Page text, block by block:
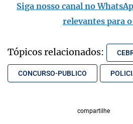
Siga nosso canal no
relevantes para
Tópicos relacionados:
CONCURSO-PUBLICO
compartilhe